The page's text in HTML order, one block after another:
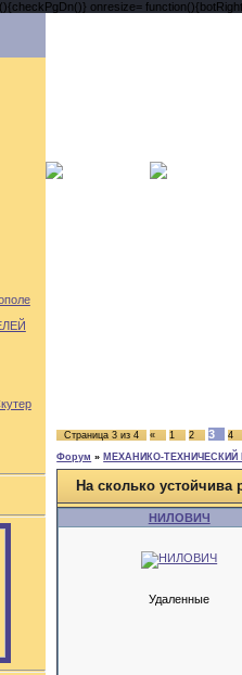
onresize=
Страница3 из4 « 1 2 3 4
Форум » МЕХАНИКО-ТЕХНИЧЕСКИЙ
На сколько устойчива
НИЛОВИЧ
Удаленные